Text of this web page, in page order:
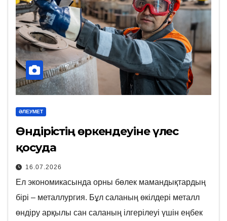
ӘЛЕУМЕТ
Өндірістің өркендеуіне үлес
қосуда
16.07.2026
Ел экономикасында орны бөлек мамандықтардың
бірі – металлургия. Бұл саланың өкілдері металл
өндіру арқылы сан саланың ілгерілеуі үшін еңбек